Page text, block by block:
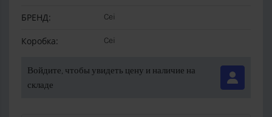
БРЕНД: Cei
Коробка: Cei
Войдите, чтобы увидеть цену и наличие на
складе